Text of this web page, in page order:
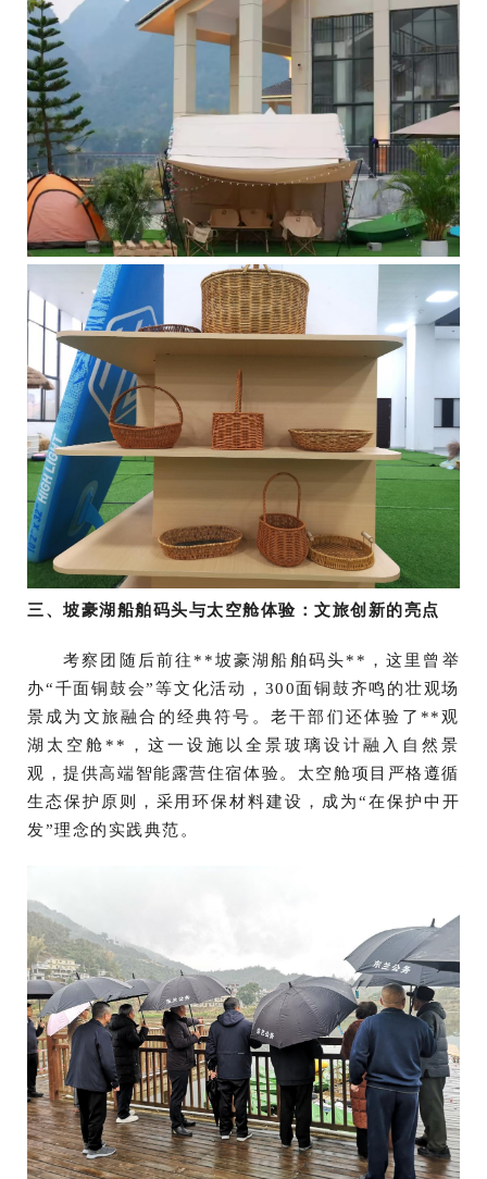
三、坡豪湖船舶码头与太空舱体验：文旅创新的亮点
考察团随后前往**坡豪湖船舶码头**，这里曾举
办“千面铜鼓会”等文化活动，300面铜鼓齐鸣的壮观场
景成为文旅融合的经典符号。老干部们还体验了**观
湖太空舱**，这一设施以全景玻璃设计融入自然景
观，提供高端智能露营住宿体验。太空舱项目严格遵循
生态保护原则，采用环保材料建设，成为“在保护中开
发”理念的实践典范。